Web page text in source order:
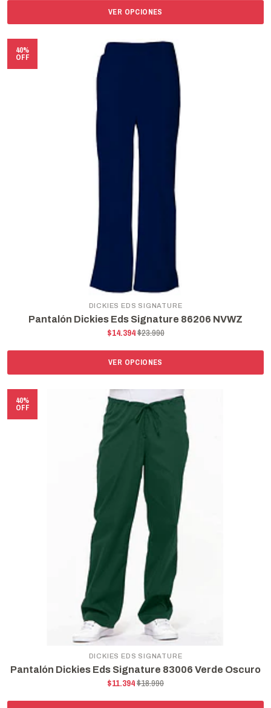
VER OPCIONES
40%
OFF
DICKIES EDS SIGNATURE
Pantalón Dickies Eds Signature 86206 NVWZ
$14.394$23.990
VER OPCIONES
40%
OFF
DICKIES EDS SIGNATURE
Pantalón Dickies Eds Signature 83006 Verde Oscuro
$11.394$18.990